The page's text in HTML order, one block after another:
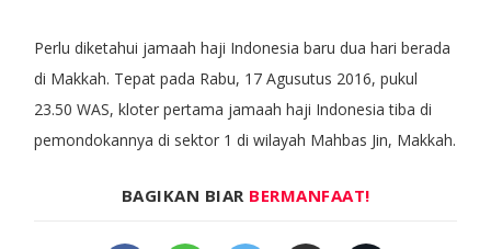
Perlu diketahui jamaah haji Indonesia baru dua hari berada
di Makkah. Tepat pada Rabu, 17 Agusutus 2016, pukul
23.50 WAS, kloter pertama jamaah haji Indonesia tiba di
pemondokannya di sektor 1 di wilayah Mahbas Jin, Makkah.
BAGIKAN BIAR BERMANFAAT!